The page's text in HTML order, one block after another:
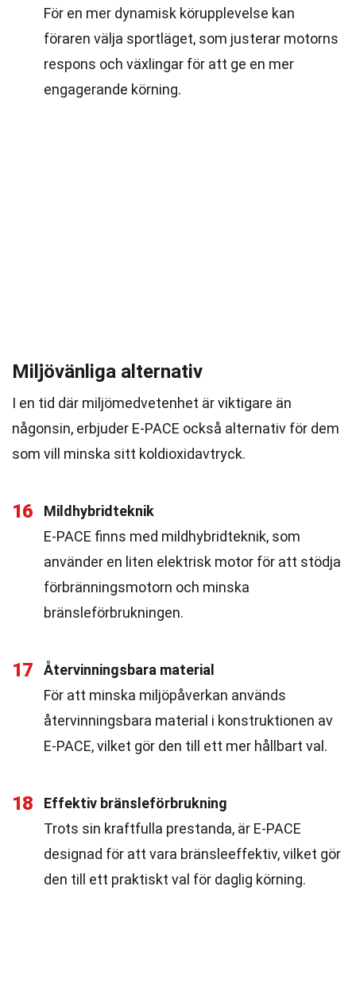
För en mer dynamisk körupplevelse kan
föraren välja sportläget, som justerar motorns
respons och växlingar för att ge en mer
engagerande körning.
Miljövänliga alternativ
I en tid där miljömedvetenhet är viktigare än
någonsin, erbjuder E-PACE också alternativ för dem
som vill minska sitt koldioxidavtryck.
16
Mildhybridteknik
E-PACE finns med mildhybridteknik, som
använder en liten elektrisk motor för att stödja
förbränningsmotorn och minska
bränsleförbrukningen.
17
Återvinningsbara material
För att minska miljöpåverkan används
återvinningsbara material i konstruktionen av
E-PACE, vilket gör den till ett mer hållbart val.
18
Effektiv bränsleförbrukning
Trots sin kraftfulla prestanda, är E-PACE
designad för att vara bränsleeffektiv, vilket gör
den till ett praktiskt val för daglig körning.